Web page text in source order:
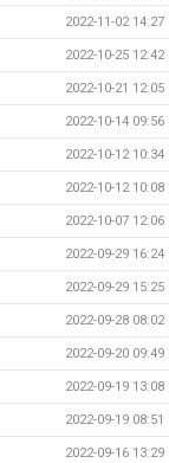
2022-11-02 14:27
2022-10-25 12:42
2022-10-21 12:05
2022-10-14 09:56
2022-10-12 10:34
2022-10-12 10:08
2022-10-07 12:06
2022-09-29 16:24
2022-09-29 15:25
2022-09-28 08:02
2022-09-20 09:49
2022-09-19 13:08
2022-09-19 08:51
2022-09-16 13:29